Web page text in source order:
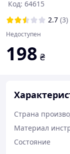
Код: 64615
2.7 (3)
Недоступен
198 ₴
Страна
Материал
Состояние